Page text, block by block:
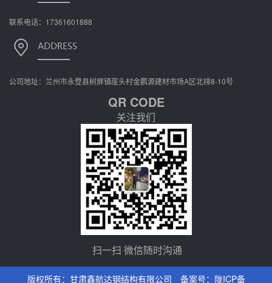
联系电话：17361601888
公司地址：兰州市永登县树屏镇崖头村金鹏源建材市场A区北排8-10号
QR CODE
关注我们
扫一扫 微信随时沟通
版权所有：甘肃鑫航达钢结构有限公司 备案号： 陇ICP备